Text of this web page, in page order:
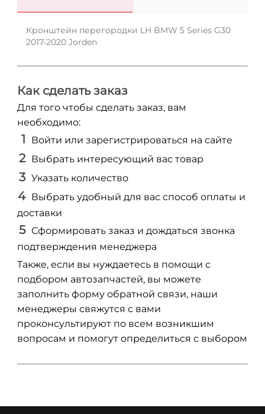
Кронштейн перегородки LH BMW 5 Series G30
2017-2020 Jorden
Как сделать заказ
Для того чтобы сделать заказ, вам
необходимо:
Войти или зарегистрироваться на сайте
Выбрать интересующий вас товар
Указать количество
Выбрать удобный для вас способ оплаты и
доставки
Сформировать заказ и дождаться звонка
подтверждения менеджера
Также, если вы нуждаетесь в помощи с
подбором автозапчастей, вы можете
заполнить форму обратной связи, наши
менеджеры свяжутся с вами
проконсультируют по всем возникшим
вопросам и помогут определиться с выбором